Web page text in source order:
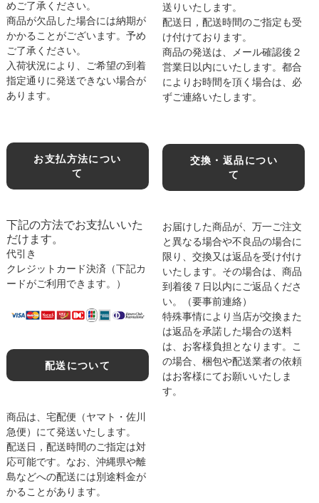
めご了承ください。
商品が欠品した場合には納期が
かかることがございます。予め
ご了承ください。
入荷状況により、ご希望の到着
指定通りに発送できない場合が
あります。
お支払方法につい
て
下記の方法でお支払いいた
だけます。
代引き
クレジットカード決済（下記カ
ードがご利用できます。）
配送について
商品は、宅配便（ヤマト・佐川
急便）にて発送いたします。
配送日，配送時間のご指定は対
応可能です。なお、沖縄県や離
島などへの配送には別途料金が
かることがあります。
送りいたします。
配送日，配送時間のご指定も受
け付けております。
商品の発送は、メール確認後２
営業日以内にいたします。都合
によりお時間を頂く場合は、必
ずご連絡いたします。
交換・返品につい
て
お届けした商品が、万一ご注文
と異なる場合や不良品の場合に
限り、交換又は返品を受け付け
いたします。その場合は、商品
到着後７日以内にご返品くださ
い。（要事前連絡）
特殊事情により当店が交換また
は返品を承諾した場合の送料
は、お客様負担となります。こ
の場合、梱包や配送業者の依頼
はお客様にてお願いいたしま
す。